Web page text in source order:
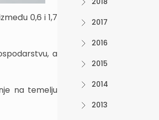
0,6 i 1,7
a
na temelju
2017
2016
2015
2014
2013